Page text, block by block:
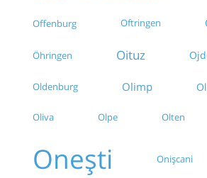
Offenburg Oftringen
Öhringen Oituz
Oldenburg Olimp
Oliva Olpe Olten
Onești Onișcani